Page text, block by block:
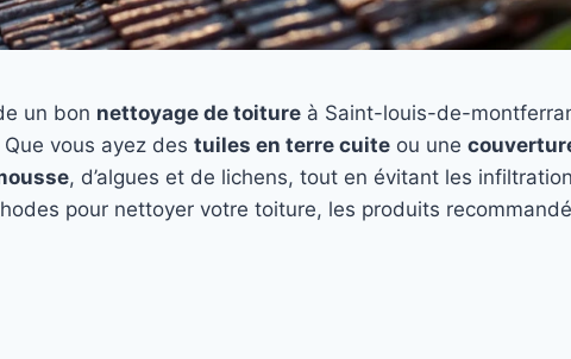
un bon nettoyage de toiture à Saint-louis-de-
vous ayez des tuiles en terre cuite ou une
, d’algues et de lichens, tout en évitant les
pour nettoyer votre toiture, les produits